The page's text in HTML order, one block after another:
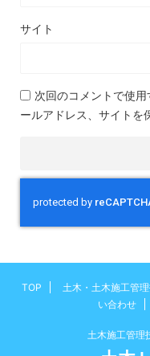
サイト
次回のコメントで使
ールアドレス、サイトを
TOP 土木・土木施工管
い合わせ
土木施工管理